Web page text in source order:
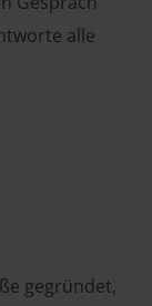
alle
gegründet,